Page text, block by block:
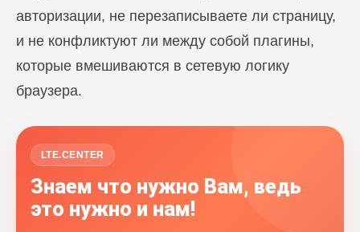
авторизации, не перезаписываете ли страницу,
и не конфликтуют ли между собой плагины,
которые вмешиваются в сетевую логику
браузера.
LTE.CENTER
Знаем что нужно Вам, ведь
это нужно и нам!